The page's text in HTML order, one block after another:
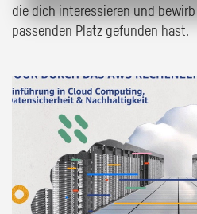
die dich interessieren und
passenden Platz gefunden hast.